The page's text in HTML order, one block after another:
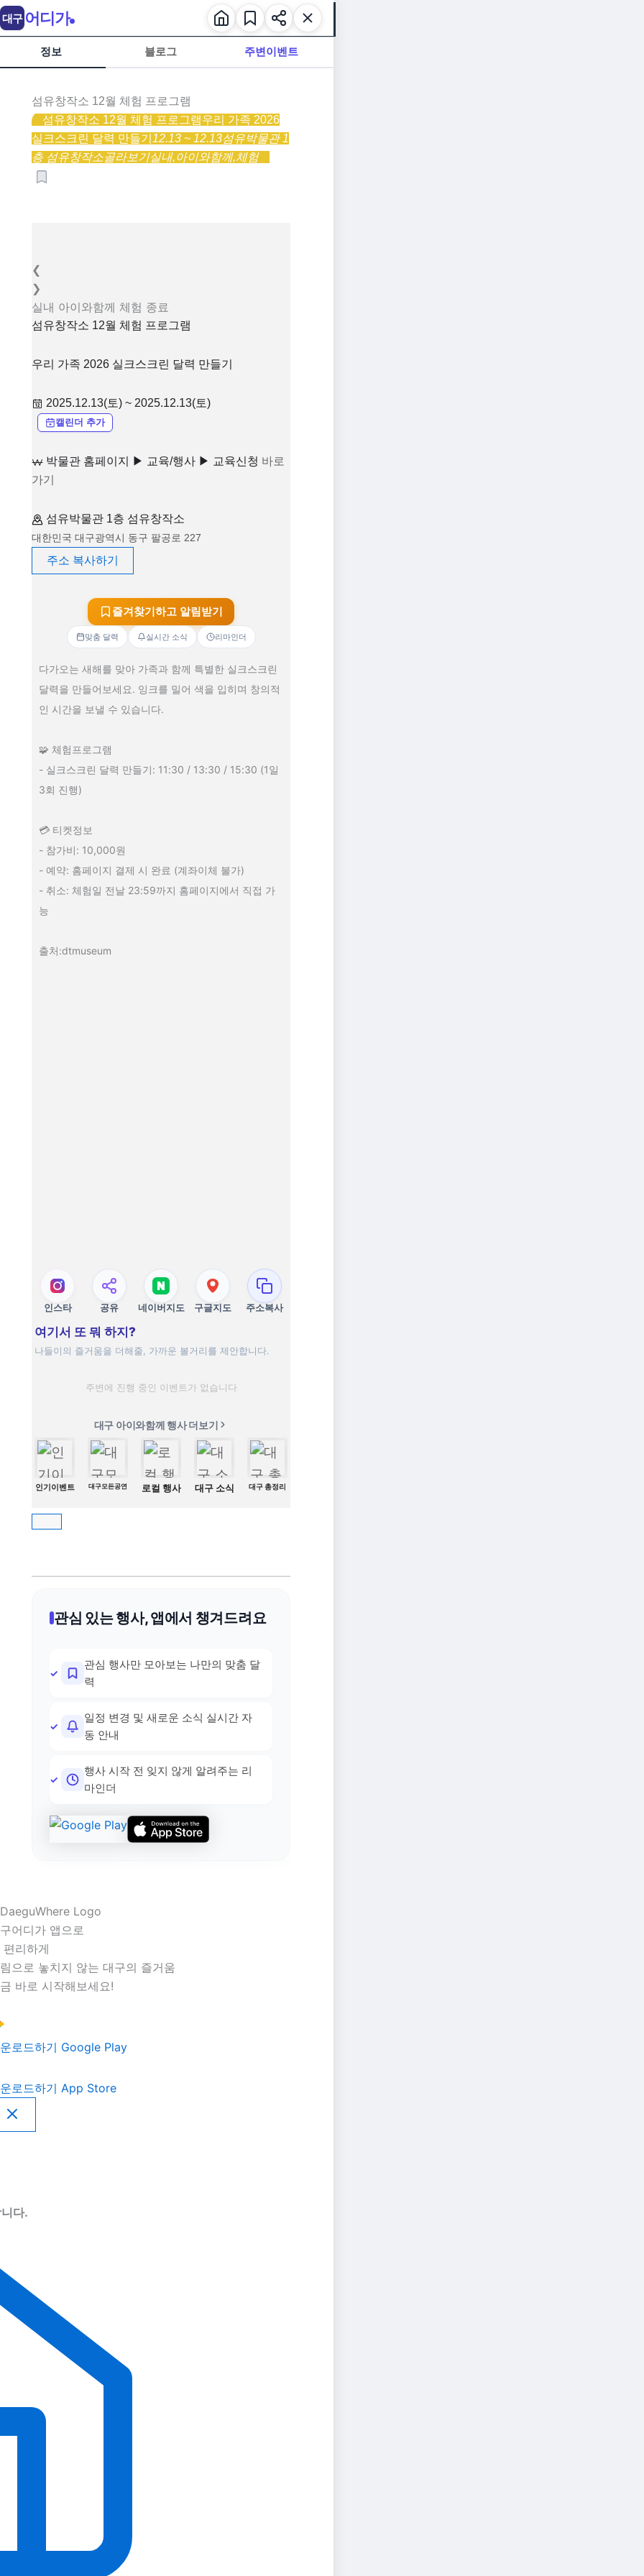
정보 블로그 주변이벤트
섬유창작소 12월 체험 프로그램
섬유창작소 12월 체험 프로그램우리 가족 2026
실크스크린 달력 만들기 12.13 ~ 12.13섬유박물관 1
층 섬유창작소골라보기실내,아이와함께,체험
❮
❯
실내 아이와함께 체험 종료
섬유창작소 12월 체험 프로그램
우리 가족 2026 실크스크린 달력 만들기
2025.12.13(토) ~ 2025.12.13(토)
캘린더 추가
박물관 홈페이지 ▶ 교육/행사 ▶ 교육신청 바로
가기
섬유박물관 1층 섬유창작소
대한민국 대구광역시 동구 팔공로 227
주소 복사하기
즐겨찾기하고 알림받기
맞춤 달력 실시간 소식 리마인더
다가오는 새해를 맞아 가족과 함께 특별한 실크스크린
달력을 만들어보세요. 잉크를 밀어 색을 입히며 창의적
인 시간을 보낼 수 있습니다.
🧩 체험프로그램
- 실크스크린 달력 만들기: 11:30 / 13:30 / 15:30 (1일
3회 진행)
💳 티켓정보
- 참가비: 10,000원
- 예약: 홈페이지 결제 시 완료 (계좌이체 불가)
- 취소: 체험일 전날 23:59까지 홈페이지에서 직접 가
능
출처:dtmuseum
인스타 공유 네이버지도 구글지도 주소복사
여기서 또 뭐 하지?
나들이의 즐거움을 더해줄, 가까운 볼거리를 제안합니다.
주변에 진행 중인 이벤트가 없습니다
대구 아이와함께 행사 더보기
인기이벤트 대구모든공연 로컬 행사 대구 소식 대구 총정리
관심 있는 행사, 앱에서 챙겨드려요
관심 행사만 모아보는 나만의 맞춤 달
력
일정 변경 및 새로운 소식 실시간 자
동 안내
행사 시작 전 잊지 않게 알려주는 리
마인더
대구 어디가
어디가 앱으로
편리하게
으로 놓치지 않는 대구의 즐거움
바로 시작해보세요!
로드하기 Google Play
로드하기 App Store
다.